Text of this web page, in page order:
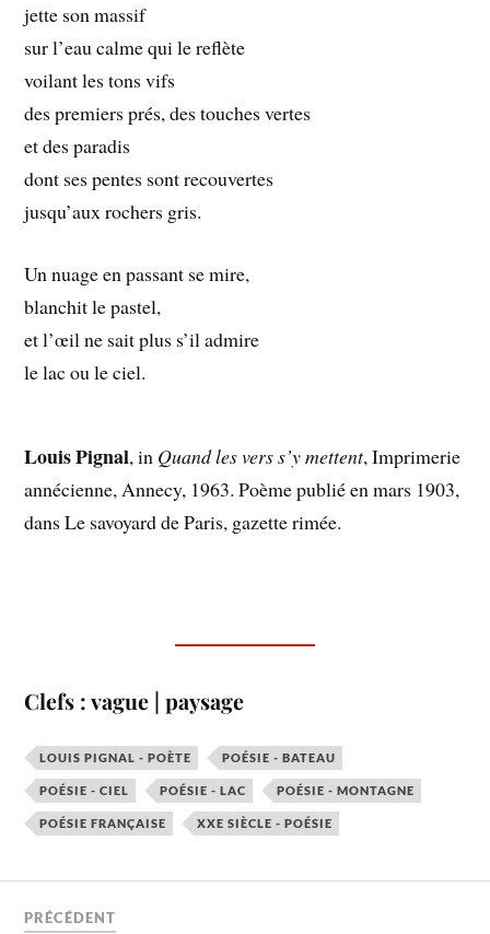
jette son massif
sur l’eau calme qui le reflète
voilant les tons vifs
des premiers prés, des touches vertes
et des paradis
dont ses pentes sont recouvertes
jusqu’aux rochers gris.
Un nuage en passant se mire,
blanchit le pastel,
et l’œil ne sait plus s’il admire
le lac ou le ciel.
Louis Pignal, in Quand les vers s’y mettent, Imprimerie
annécienne, Annecy, 1963. Poème publié en mars 1903,
dans Le savoyard de Paris, gazette rimée.
Clefs : vague | paysage
LOUIS PIGNAL - POÈTE POÉSIE - BATEAU
POÉSIE - CIEL POÉSIE - LAC POÉSIE - MONTAGNE
POÉSIE FRANÇAISE XXE SIÈCLE - POÉSIE
PRÉCÉDENT